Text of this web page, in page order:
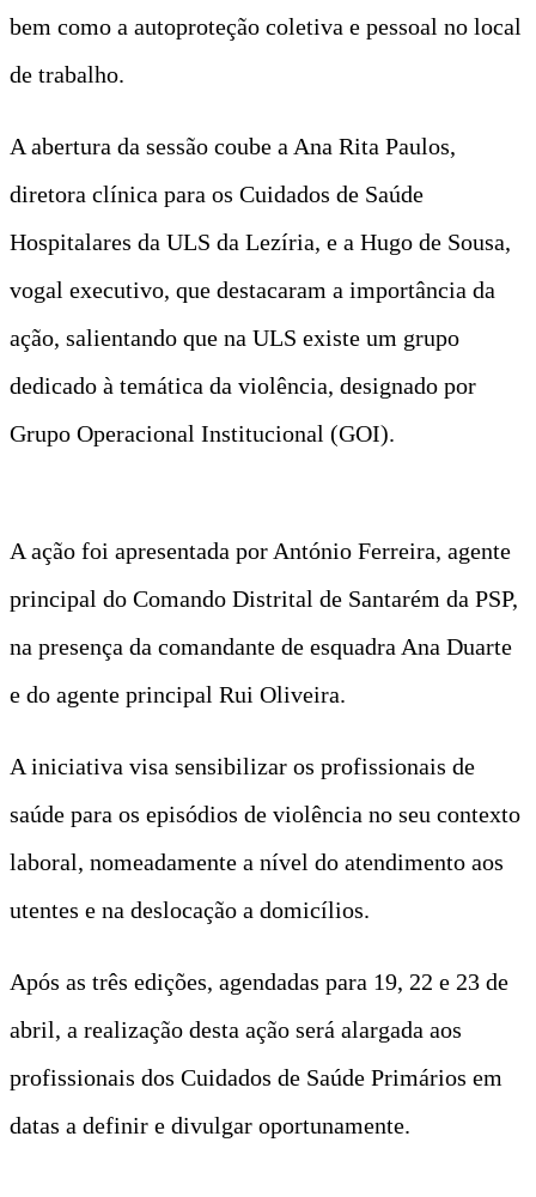
bem como a autoproteção coletiva e pessoal no local
de trabalho.
A abertura da sessão coube a Ana Rita Paulos,
diretora clínica para os Cuidados de Saúde
Hospitalares da ULS da Lezíria, e a Hugo de Sousa,
vogal executivo, que destacaram a importância da
ação, salientando que na ULS existe um grupo
dedicado à temática da violência, designado por
Grupo Operacional Institucional (GOI).
A ação foi apresentada por António Ferreira, agente
principal do Comando Distrital de Santarém da PSP,
na presença da comandante de esquadra Ana Duarte
e do agente principal Rui Oliveira.
A iniciativa visa sensibilizar os profissionais de
saúde para os episódios de violência no seu contexto
laboral, nomeadamente a nível do atendimento aos
utentes e na deslocação a domicílios.
Após as três edições, agendadas para 19, 22 e 23 de
abril, a realização desta ação será alargada aos
profissionais dos Cuidados de Saúde Primários em
datas a definir e divulgar oportunamente.